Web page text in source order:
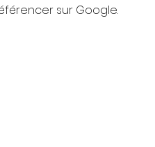
sur Google.